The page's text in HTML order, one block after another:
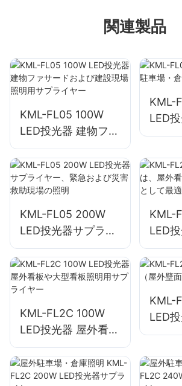
関連製品
KML-FL05 100W
LED投光器 建物ファ
サードおよび建設現
場照明用サプライヤ
ー
KML-
LED
倉庫
KML-FL05 200W
LED投光器サプライ
ヤー、緊急および災
害救助現場の照明
KML-
LED
看板
用と
KML-FL2C 100W
LED投光器 屋外看板
や大型看板照明用サ
プライヤー
KML-
LED
面・